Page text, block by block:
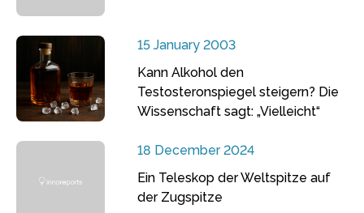
15 January 2003
Kann Alkohol den
Testosteronspiegel steigern? Die
Wissenschaft sagt: „Vielleicht“
18 December 2024
Ein Teleskop der Weltspitze auf
der Zugspitze